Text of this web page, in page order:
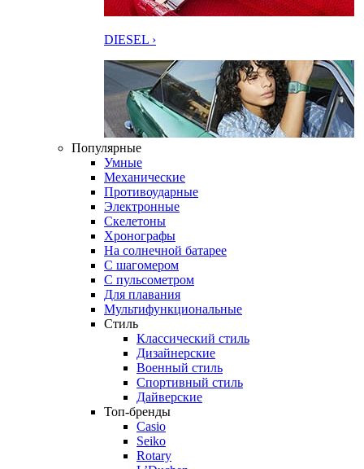
DIESEL ›
Популярные
Умные
Механические
Противоударные
Электронные
Скелетоны
Хронографы
На солнечной батарее
С шагомером
С пульсометром
Для плавания
Мультифункциональные
Стиль
Классический стиль
Дизайнерские
Военный стиль
Спортивный стиль
Дайверские
Топ-бренды
Casio
Seiko
Rotary